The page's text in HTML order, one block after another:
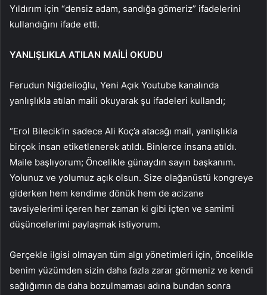
Yıldırım için “densiz adam, sandığa gömeriz” ifadelerini
kullandığını ifade etti.
YANLIŞLIKLA ATILAN MAİLİ OKUDU
Ferudun Niğdelioğlu, Yeni Açık Youtube kanalında
yanlışlıkla atılan maili okuyarak şu ifadeleri kullandı;
“Erol Bilecik’in sadece Ali Koç’a atacağı mail, yanlışlıkla
birçok insan etiketlenerek atıldı. Binlerce insana atıldı.
Maile başlıyorum; Öncelikle günaydın sayın başkanım.
Yolunuz ve yolumuz açık olsun. Size olağanüstü kongreye
giderken hem kendime dönük hem de acizane
tavsiyelerimi içeren her zaman ki gibi içten ve samimi
düşüncelerimi paylaşmak istiyorum.
Gerçekle ilgisi olmayan tüm algı yönetimleri için, öncelikle
benim yüzümden sizin daha fazla zarar görmeniz ve kendi
sağlığımın da daha bozulmaması adına bundan sonra